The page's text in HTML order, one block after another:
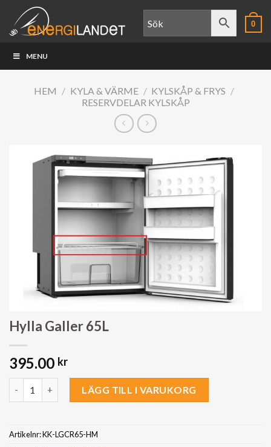
content
0
MENU
HEM / KYLA & VÄRME / KYLSKÅP & FRYS /
RESERVDELAR KYLSKÅP
Hylla Galler 65L
395.00 kr
Hylla Galler 65L mängdLÄGG TILL I VARUKORG
Artikelnr:KK-LGCR65-HM